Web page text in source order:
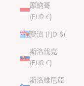
摩納哥
(EUR €)
斐濟 (FJD $)
斯洛伐克
(EUR €)
斯洛維尼亞